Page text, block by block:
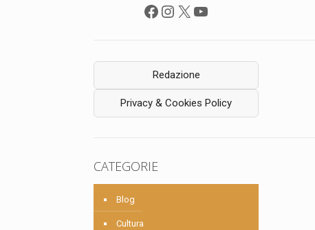
Facebook
Instagram
X YouTube
Redazione
Privacy & Cookies Policy
CATEGORIE
Blog
Cultura